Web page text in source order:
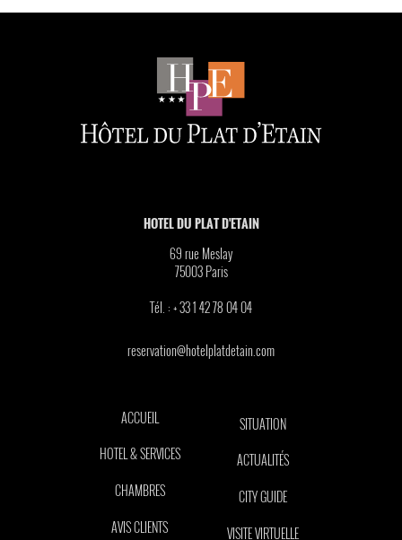
HOTEL DU PLAT D'ETAIN
69 rue Meslay
75003 Paris
Tél. : + 33 1 42 78 04 04
reservation@hotelplatdetain.com
ACCUEIL
HOTEL & SERVICES
CHAMBRES
AVIS CLIENTS
SITUATION
ACTUALITÉS
CITY GUIDE
VISITE VIRTUELLE